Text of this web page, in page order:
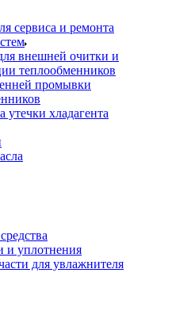
сервиса и ремонта
внешней очитки и
теплообменников
промывки
утечки хладагента
и уплотнения
для увлажнителя